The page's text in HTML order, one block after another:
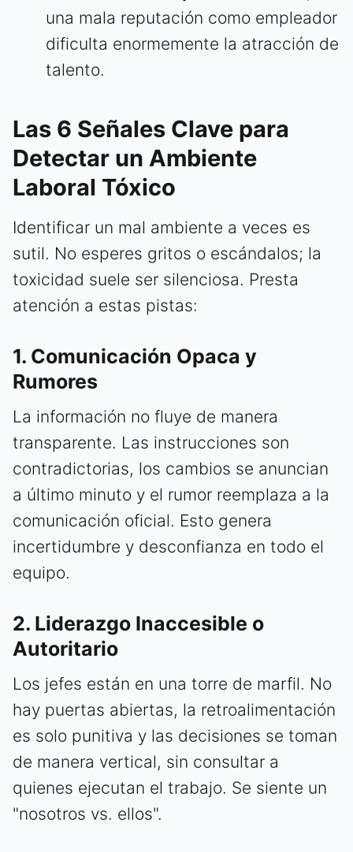
una mala reputación como empleador
dificulta enormemente la atracción de
talento.
Las 6 Señales Clave para
Detectar un Ambiente
Laboral Tóxico
Identificar un mal ambiente a veces es
sutil. No esperes gritos o escándalos; la
toxicidad suele ser silenciosa. Presta
atención a estas pistas:
1. Comunicación Opaca y
Rumores
La información no fluye de manera
transparente. Las instrucciones son
contradictorias, los cambios se anuncian
a último minuto y el rumor reemplaza a la
comunicación oficial. Esto genera
incertidumbre y desconfianza en todo el
equipo.
2. Liderazgo Inaccesible o
Autoritario
Los jefes están en una torre de marfil. No
hay puertas abiertas, la retroalimentación
es solo punitiva y las decisiones se toman
de manera vertical, sin consultar a
quienes ejecutan el trabajo. Se siente un
"nosotros vs. ellos".